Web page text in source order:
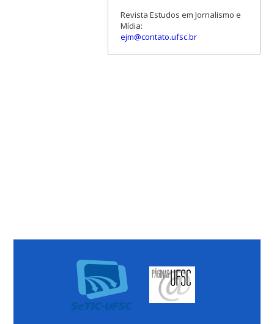
Revista Estudos em Jornalismo e
Mídia:
ejm@contato.ufsc.br